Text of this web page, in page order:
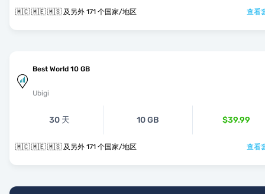
🇲🇨 🇲🇪 🇲🇸 及另外 171 个国家/地区 查看
Best World 10 GB
Ubigi
30 天 10 GB $39.99
🇲🇨 🇲🇪 🇲🇸 及另外 171 个国家/地区 查看